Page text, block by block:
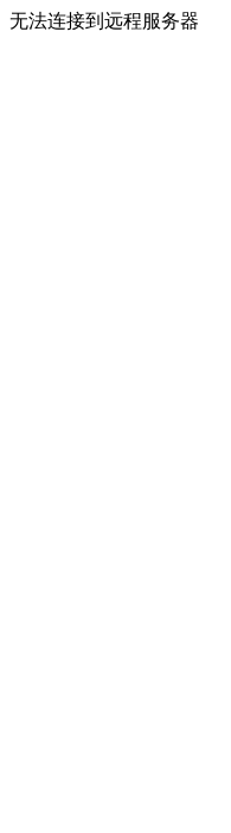
无法连接到远程服务器